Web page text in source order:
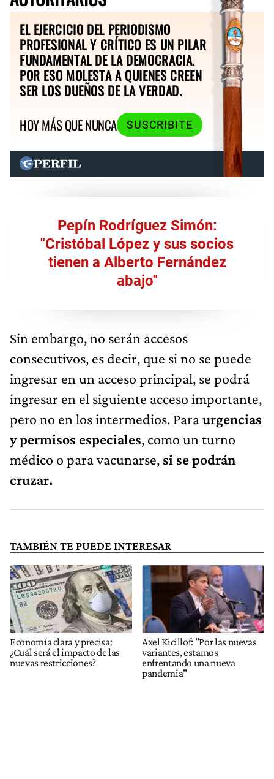
EL EJERCICIO DEL PERIODISMO
PROFESIONAL Y CRÍTICO ES UN PILAR
FUNDAMENTAL DE LA DEMOCRACIA.
POR ESO MOLESTA A QUIENES CREEN
SER LOS DUEÑOS DE LA VERDAD.
HOY MÁS QUE NUNCA
SUSCRIBITE
Pepín Rodríguez Simón:
"Cristóbal López y sus socios
tienen a Alberto Fernández
abajo"
Sin embargo, no serán accesos
consecutivos, es decir, que si no se puede
ingresar en un acceso principal, se podrá
ingresar en el siguiente acceso importante,
pero no en los intermedios. Paraurgencias
y permisos especiales, como un turno
médico o para vacunarse, si se podrán
cruzar.
TAMBIÉN TE PUEDE INTERESAR
Economía clara y precisa:
¿Cuál será el impacto de las
nuevas restricciones?
Axel Kicillof: "Por las nuevas
variantes, estamos
enfrentando una nueva
pandemia"